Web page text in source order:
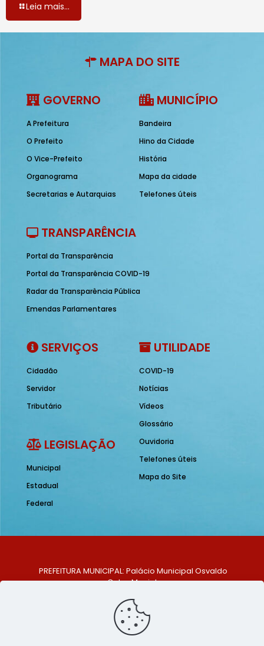
Leia mais...
MAPA DO SITE
GOVERNO
A Prefeitura
O Prefeito
O Vice-Prefeito
Organograma
Secretarias e Autarquias
MUNICÍPIO
Bandeira
Hino da Cidade
História
Mapa da cidade
Telefones úteis
TRANSPARÊNCIA
Portal da Transparência
Portal da Transparência COVID-19
Radar da Transparência Pública
Emendas Parlamentares
SERVIÇOS
Cidadão
Servidor
Tributário
LEGISLAÇÃO
Municipal
Estadual
Federal
UTILIDADE
COVID-19
Notícias
Vídeos
Glossário
Ouvidoria
Telefones úteis
Mapa do Site
PREFEITURA MUNICIPAL: Palácio Municipal Osvaldo
Celso Maciel
Centro, São Bento do Una - PE. CEP: 553370-128
TELEFONE: (81) 99548-1569
E-MAIL: ouvidoria@saobentodouna.pe.gov.br